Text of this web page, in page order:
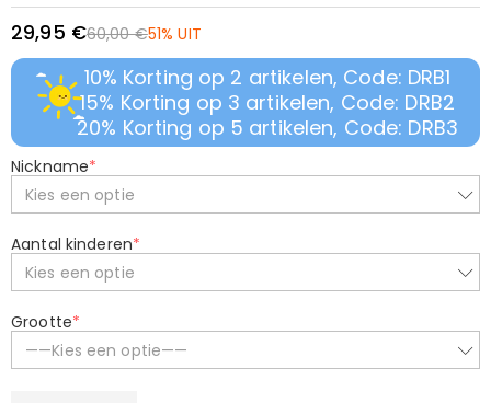
29,95 €60,00 €51% UIT
10% Korting op 2 artikelen, Code: DRB1
15% Korting op 3 artikelen, Code: DRB2
20% Korting op 5 artikelen, Code: DRB3
Nickname*
Kies een optie
Aantal kinderen*
Kies een optie
Grootte*
——Kies een optie——